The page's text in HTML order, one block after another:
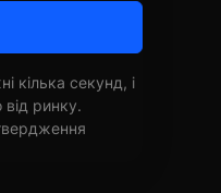
кілька секунд, і
ринку.